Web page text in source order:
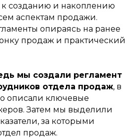
созданию и накоплению
аспектам продажи.
опираясь на ранее
продаж и практический
мы создали регламент
отдела продаж, в
описали ключевые
Затем мы выделили
за которыми
продаж.